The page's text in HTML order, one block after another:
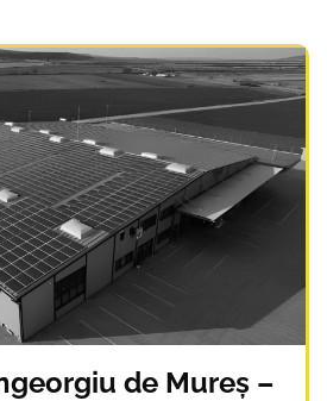
de Mureș –